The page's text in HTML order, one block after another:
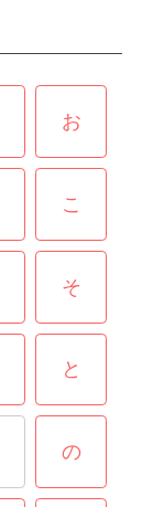
お
こ
そ
と
の